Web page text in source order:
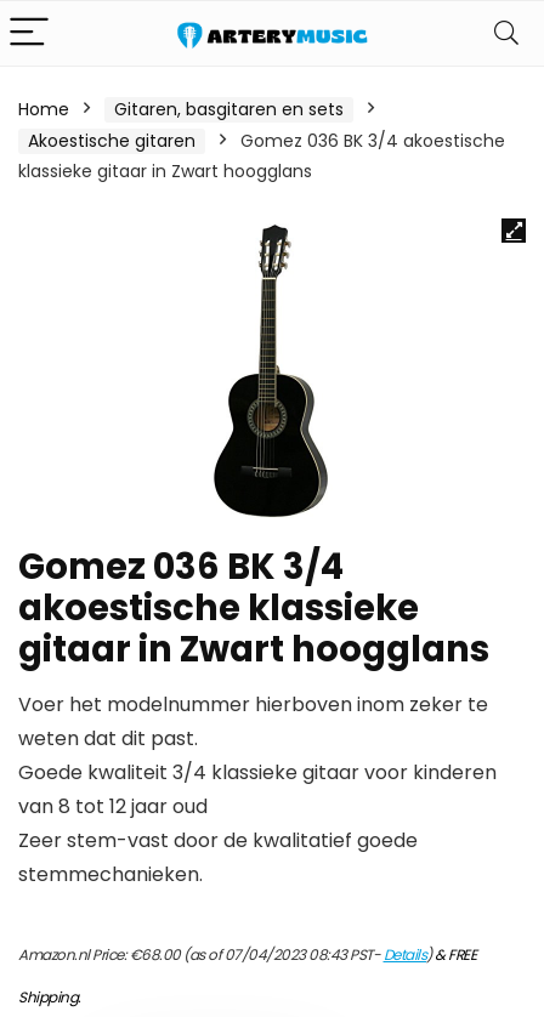
Home
Gitaren, basgitaren en sets
Akoestische gitaren
Gomez 036 BK 3/4 akoestische
klassieke gitaar in Zwart hoogglans
Gomez 036 BK 3/4
akoestische klassieke
gitaar in Zwart hoogglans
Voer het modelnummer hierboven inom zeker te
weten dat dit past.
Goede kwaliteit 3/4 klassieke gitaar voor kinderen
van 8 tot 12 jaar oud
Zeer stem-vast door de kwalitatief goede
stemmechanieken.
Amazon.nl Price:€68.00(as of 07/04/2023 08:43 PST-Details)&FREE
Shipping.